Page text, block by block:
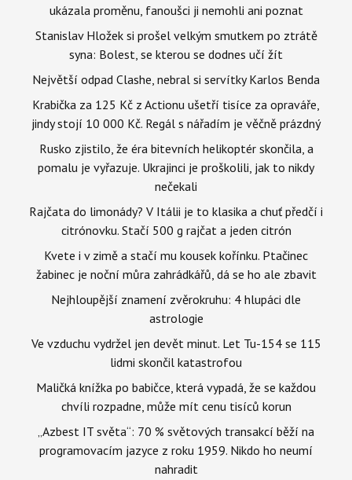
ukázala proměnu, fanoušci ji nemohli ani poznat
Stanislav Hložek si prošel velkým smutkem po ztrátě
syna: Bolest, se kterou se dodnes učí žít
Největší odpad Clashe, nebral si servítky Karlos Benda
Krabička za 125 Kč z Actionu ušetří tisíce za opraváře,
jindy stojí 10 000 Kč. Regál s nářadím je věčně prázdný
Rusko zjistilo, že éra bitevních helikoptér skončila, a
pomalu je vyřazuje. Ukrajinci je proškolili, jak to nikdy
nečekali
Rajčata do limonády? V Itálii je to klasika a chuť předčí i
citrónovku. Stačí 500 g rajčat a jeden citrón
Kvete i v zimě a stačí mu kousek kořínku. Ptačinec
žabinec je noční můra zahrádkářů, dá se ho ale zbavit
Nejhloupější znamení zvěrokruhu: 4 hlupáci dle
astrologie
Ve vzduchu vydržel jen devět minut. Let Tu-154 se 115
lidmi skončil katastrofou
Maličká knížka po babičce, která vypadá, že se každou
chvíli rozpadne, může mít cenu tisíců korun
„Azbest IT světa“: 70 % světových transakcí běží na
programovacím jazyce z roku 1959. Nikdo ho neumí
nahradit